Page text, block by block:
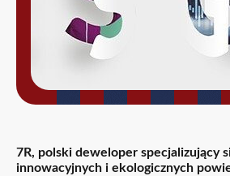
7R, polski deweloper specjalizujący
innowacyjnych i ekologicznych